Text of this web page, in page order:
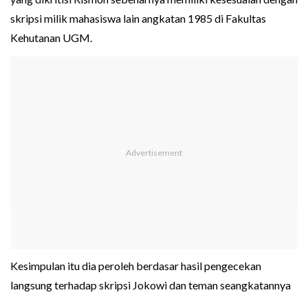
skripsi milik mahasiswa lain angkatan 1985 di Fakultas
Kehutanan UGM.
Kesimpulan itu dia peroleh berdasar hasil pengecekan
langsung terhadap skripsi Jokowi dan teman seangkatannya